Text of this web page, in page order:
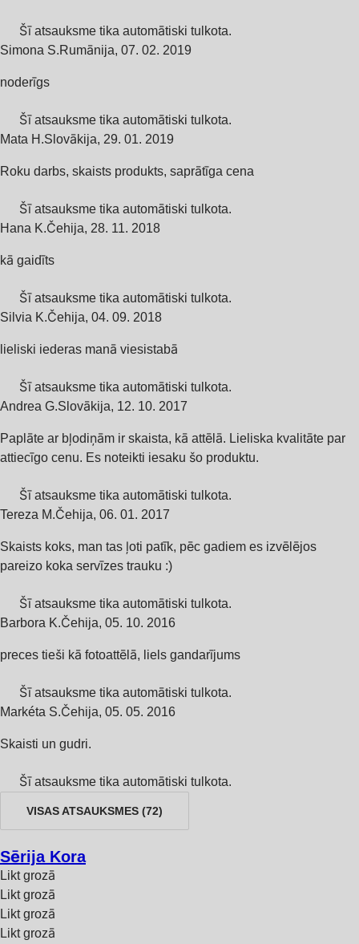
Šī atsauksme tika automātiski tulkota.
Simona S.Rumānija, 07. 02. 2019
noderīgs
Šī atsauksme tika automātiski tulkota.
Mata H.Slovākija, 29. 01. 2019
Roku darbs, skaists produkts, saprātīga cena
Šī atsauksme tika automātiski tulkota.
Hana K.Čehija, 28. 11. 2018
kā gaidīts
Šī atsauksme tika automātiski tulkota.
Silvia K.Čehija, 04. 09. 2018
lieliski iederas manā viesistabā
Šī atsauksme tika automātiski tulkota.
Andrea G.Slovākija, 12. 10. 2017
Paplāte ar bļodiņām ir skaista, kā attēlā. Lieliska kvalitāte par
attiecīgo cenu. Es noteikti iesaku šo produktu.
Šī atsauksme tika automātiski tulkota.
Tereza M.Čehija, 06. 01. 2017
Skaists koks, man tas ļoti patīk, pēc gadiem es izvēlējos
pareizo koka servīzes trauku :)
Šī atsauksme tika automātiski tulkota.
Barbora K.Čehija, 05. 10. 2016
preces tieši kā fotoattēlā, liels gandarījums
Šī atsauksme tika automātiski tulkota.
Markéta S.Čehija, 05. 05. 2016
Skaisti un gudri.
Šī atsauksme tika automātiski tulkota.
VISAS ATSAUKSMES (72)
Sērija Kora
Likt grozā
Likt grozā
Likt grozā
Likt grozā